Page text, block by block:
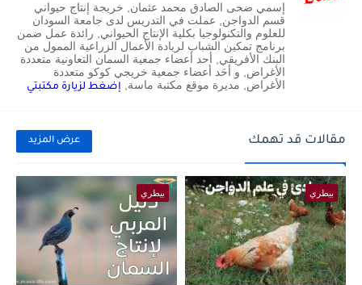
إسمي ضحى الصادق محمد عثمان, خريجة إنتاج حيواني
قسم الدواجن, عملت في التدريس لدى جامعة السودان
للعلوم والتكنولوجيا بكلية الإنتاج الحيواني, رائدة عمل ضمن
برنامج تمكين الشباب لريادة الأعمال الزراعية الممول من
البنك الأفريقي, أحد أعضاء جمعية السمان التعاونية متعددة
الأغراض, و أحَد أعضاء جمعية خريجي كوكو متعددة
الأغراض, مديرة موقع مكتبة ماسة, إضغط لزيارة مكتبتي
مقالات قد تهمك عرض المزيد
بيطري بيطري